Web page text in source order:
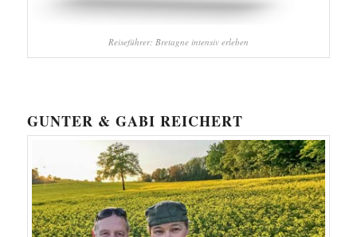
Reiseführer: Bretagne intensiv erleben
GUNTER & GABI REICHERT